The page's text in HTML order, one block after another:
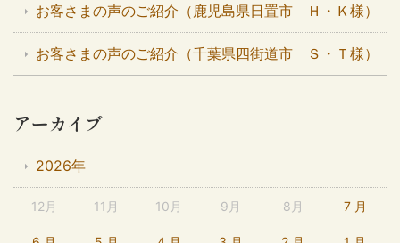
お客さまの声のご紹介（鹿児島県日置市 Ｈ・Ｋ様）
お客さまの声のご紹介（千葉県四街道市 Ｓ・Ｔ様）
アーカイブ
2026年
12月 11月 10月 9月 8月 7 月